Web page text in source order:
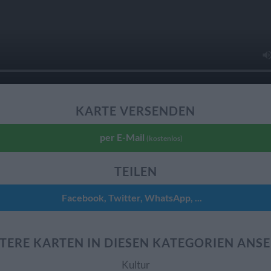
KARTE VERSENDEN
per E-Mail (kostenlos)
TEILEN
Facebook, Twitter, WhatsApp, ...
KARTEN IN DIESEN KATEGORIEN
Kultur